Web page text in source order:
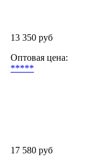
13 350 руб
Оптовая цена:
*****
17 580 руб